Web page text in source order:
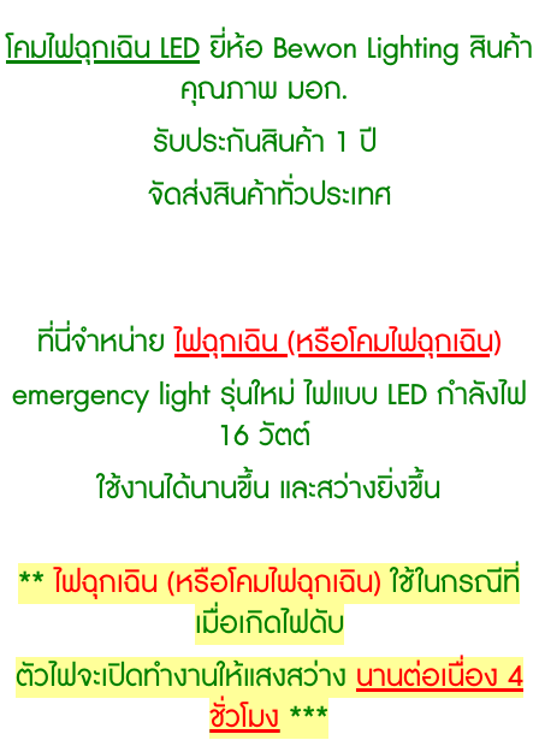
โคมไฟฉุกเฉิน LEDยี่ห้อ Bewon Lighting สินค้า
คุณภาพ มอก.
รับประกันสินค้า 1 ปี
จัดส่งสินค้าทั่วประเทศ
ที่นี่จำหน่าย ไฟฉุกเฉิน (หรือโคมไฟฉุกเฉิน)
emergency light รุ่นใหม่ ไฟแบบ LED กำลังไฟ
16 วัตต์
ใช้งานได้นานขึ้น และสว่างยิ่งขึ้น
** ไฟฉุกเฉิน (หรือโคมไฟฉุกเฉิน) ใช้ในกรณีที่
เมื่อเกิดไฟดับ
ตัวไฟจะเปิดทำงานให้แสงสว่าง นานต่อเนื่อง 4
ชั่วโมง ***